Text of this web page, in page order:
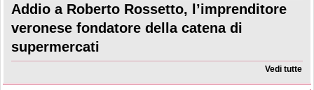
Addio a Roberto Rossetto, l’imprenditore
veronese fondatore della catena di
supermercati
Vedi tutte